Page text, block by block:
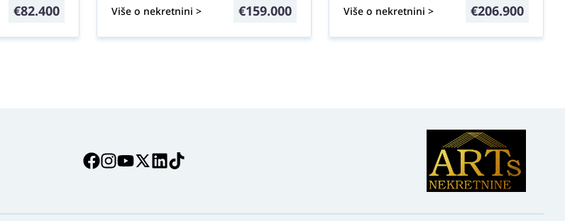
€82.400 Više o nekretnini > €159.000 Više o nekretnini > €206.900